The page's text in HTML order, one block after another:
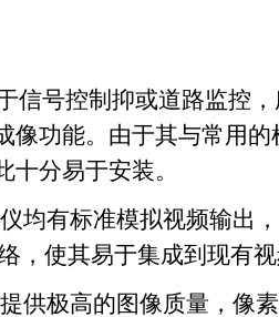
信号控制抑或道路监控
像功能。由于其与常用
十分易于安装。
均有标准模拟视频输出
，使其易于集成到现有
供极高的图像质量，像